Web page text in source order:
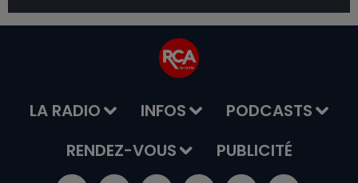
LA RADIO INFOS
PODCASTS
RENDEZ-VOUS
PUBLICITÉ